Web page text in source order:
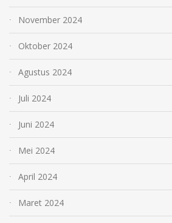
November 2024
Oktober 2024
Agustus 2024
Juli 2024
Juni 2024
Mei 2024
April 2024
Maret 2024